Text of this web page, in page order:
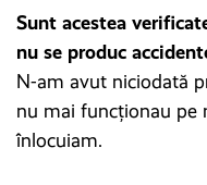
Sunt acestea
nu se produc
N-am avut niciodată
nu mai funcționau pe
înlocuiam.